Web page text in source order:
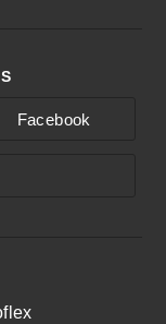
Facebook